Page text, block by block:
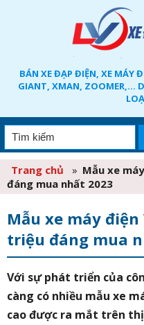
BÁN XE ĐẠP ĐIỆN, XE MÁY
GIANT, XMAN, ZOOMER,...
Trang chủ » Mẫu xe
đáng mua nhất 2023
Mẫu xe máy
triệu đáng mua
Với sự phát triển của
càng có nhiều mẫu xe
cao được ra mắt trên